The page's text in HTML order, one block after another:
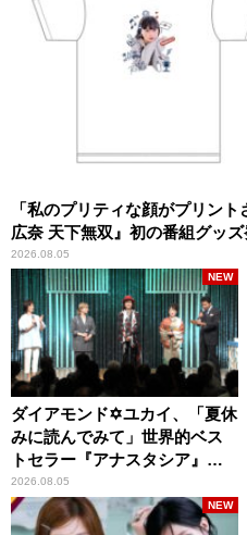
「私のプリティな顔がプリン
広奈 天下無双』初の番組グッ
2026.08.05
ダイアモンド✡ユカイ、「夏休
みに読んでみて」世界的ベス
トセラー『アナスタシア』を
紹介
2026.08.05
NEW
NEW